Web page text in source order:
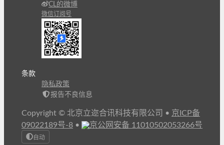
CL的微博
微信订阅号
条款
隐私政策
报告不良信息
Copyright © 北京立迩合讯科技有限公司 • 京ICP备
09022189号-8 • 京公网安备 11010502053266号
自动